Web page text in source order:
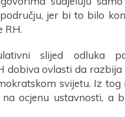
jer bi to bilo
RH.
slijed odluka
dobiva ovlasti da
svijetu. Iz
ocjenu ustavnosti, a